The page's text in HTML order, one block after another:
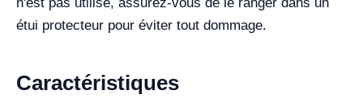
étui protecteur pour éviter tout dommage.
Caractéristiques